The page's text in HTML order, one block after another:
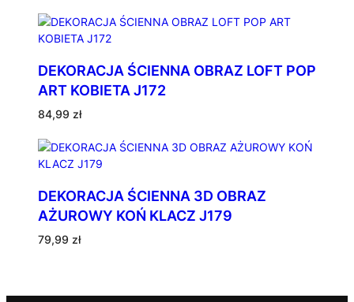
DEKORACJA ŚCIENNA OBRAZ LOFT POP
ART KOBIETA J172
84,99 zł
DEKORACJA ŚCIENNA 3D OBRAZ
AŻUROWY KOŃ KLACZ J179
79,99 zł